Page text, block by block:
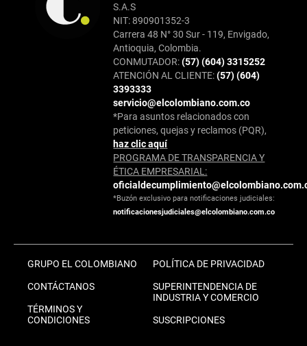
S.A.S
NIT: 890901352-3
Carrera 48 N° 30 Sur - 119, Envigado,
Antioquia, Colombia.
CONMUTADOR:(57) (604) 3315252
ATENCIÓN AL CLIENTE:(57) (604)
3393333
servicio@elcolombiano.com.co
*Para asuntos relacionados con
peticiones, quejas y reclamos (PQR),
haz clic aquí
PROGRAMA DE TRANSPARENCIA Y
ÉTICA EMPRESARIAL:
*Buzón exclusivo para notificaciones judiciales:
notificacionesjudiciales@elcolombiano.com.co
GRUPO EL COLOMBIANO
CONTÁCTANOS
TÉRMINOS Y
CONDICIONES
POLÍTICA DE PRIVACIDAD
SUPERINTENDENCIA DE
INDUSTRIA Y COMERCIO
SUSCRIPCIONES